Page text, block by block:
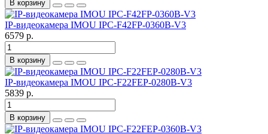
В корзину
IP-видеокамера IMOU IPC-F42FP-0360B-V3
6579 р.
В корзину
IP-видеокамера IMOU IPC-F22FEP-0280B-V3
5839 р.
В корзину